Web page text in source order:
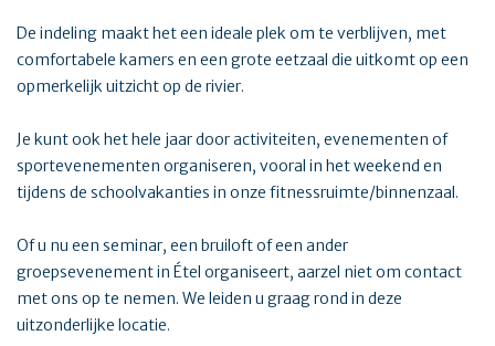
De indeling maakt het een ideale plek om te verblijven, met
comfortabele kamers en een grote eetzaal die uitkomt op een
opmerkelijk uitzicht op de rivier.
Je kunt ook het hele jaar door activiteiten, evenementen of
sportevenementen organiseren, vooral in het weekend en
tijdens de schoolvakanties in onze fitnessruimte/binnenzaal.
Of u nu een seminar, een bruiloft of een ander
groepsevenement in Étel organiseert, aarzel niet om contact
met ons op te nemen. We leiden u graag rond in deze
uitzonderlijke locatie.